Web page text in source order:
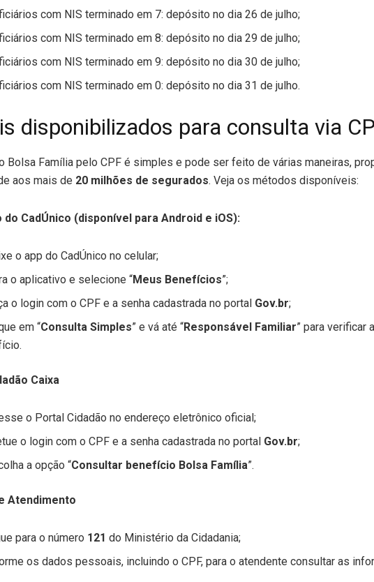
com NIS terminado em 7: depósito no dia 26 de julho;
com NIS terminado em 8: depósito no dia 29 de julho;
com NIS terminado em 9: depósito no dia 30 de julho;
com NIS terminado em 0: depósito no dia 31 de julho.
disponibilizados para consulta via
Bolsa Família pelo CPF é simples e pode ser feito de várias maneiras,
aos mais de 20 milhões de segurados. Veja os métodos disponíveis:
CadÚnico (disponível para Android e iOS):
o app do CadÚnico no celular;
o aplicativo e selecione “Meus Benefícios”;
o login com o CPF e a senha cadastrada no portal Gov.br;
em “Consulta Simples” e vá até “Responsável Familiar” para verificar
Caixa
o Portal Cidadão no endereço eletrônico oficial;
o login com o CPF e a senha cadastrada no portal Gov.br;
a opção “Consultar benefício Bolsa Família”.
Atendimento
para o número 121do Ministério da Cidadania;
os dados pessoais, incluindo o CPF, para o atendente consultar as